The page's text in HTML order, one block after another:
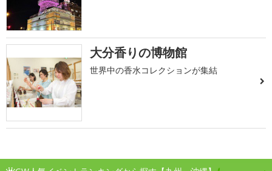
大分香りの博物館
世界中の香水コレクションが集結